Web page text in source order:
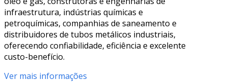
infraestrutura, indústrias químicas e
petroquímicas, companhias de saneamento e
distribuidores de tubos metálicos industriais,
oferecendo confiabilidade, eficiência e excelente
custo-benefício.
Ver mais informações